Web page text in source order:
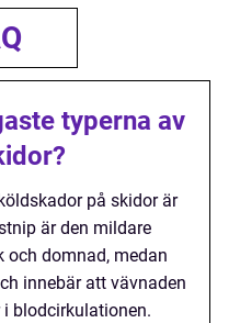
typerna av
på skidor är
är den mildare
och domnad, medan
innebär att vävnaden
blodcirkulationen.